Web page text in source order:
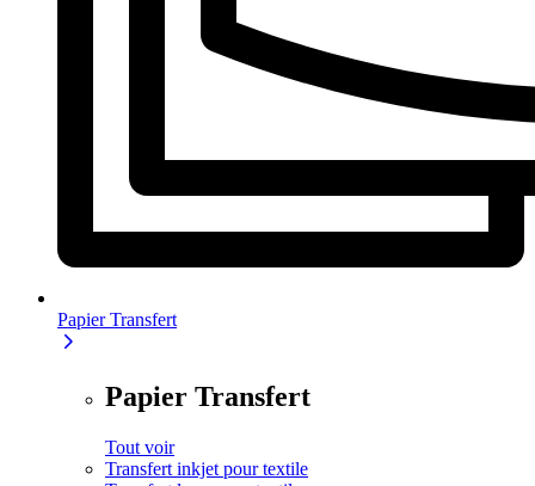
Papier Transfert
Papier Transfert
Tout voir
Transfert inkjet pour textile